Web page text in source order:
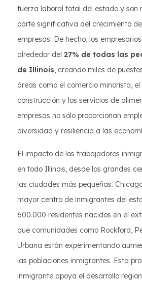
fuerza laboral total del estado y son
parte significativa del crecimiento
empresas. De hecho, los
alrededor del 27% de todas las
de Illinois, creando miles de
áreas como el comercio minorista,
construcción y los servicios de
empresas no sólo proporcionan
diversidad y resiliencia a las
El impacto de los trabajadores
en todo Illinois, desde los grandes
las ciudades más pequeñas.
mayor centro de inmigrantes del
600.000 residentes nacidos en el
que comunidades como Rockford,
Urbana están experimentando
las poblaciones inmigrantes. Esta
inmigrante apoya el desarrollo